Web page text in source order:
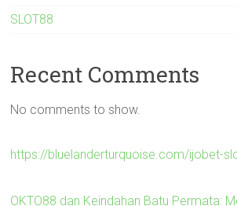
SLOT88
Recent Comments
No comments to show.
https://bluelanderturquoise.com/ijobet-
OKTO88 dan Keindahan Batu Permata: